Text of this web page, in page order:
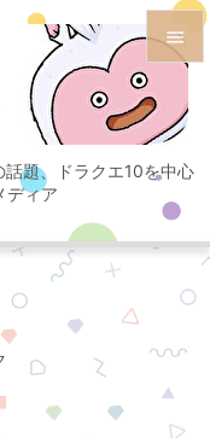
題、ドラクエ10を中心
ディア

メニュ

サイド

次へ
検索